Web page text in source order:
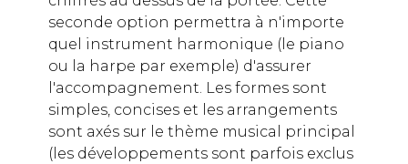
seconde option permettra à n'importe
quel instrument harmonique (le piano
ou la harpe par exemple) d'assurer
l'accompagnement. Les formes sont
simples, concises et les arrangements
sont axés sur le thème musical principal
(les développements sont parfois exclus